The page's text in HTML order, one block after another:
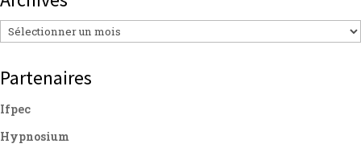
Archives
Partenaires
Ifpec
Hypnosium